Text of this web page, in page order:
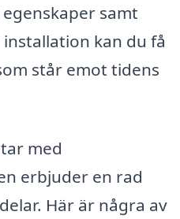
samt
kan du få
står emot tidens
med
erbjuder en rad
Här är några av